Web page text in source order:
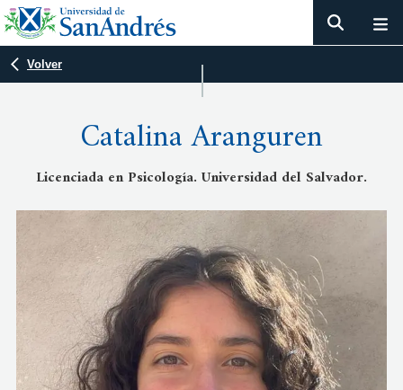
Volver
Catalina Aranguren
Licenciada en Psicología. Universidad del Salvador.